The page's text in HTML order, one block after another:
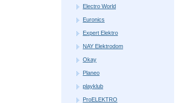
Electro World
Euronics
Expert Elektro
NAY Elektrodom
Okay
Planeo
playklub
ProELEKTRO